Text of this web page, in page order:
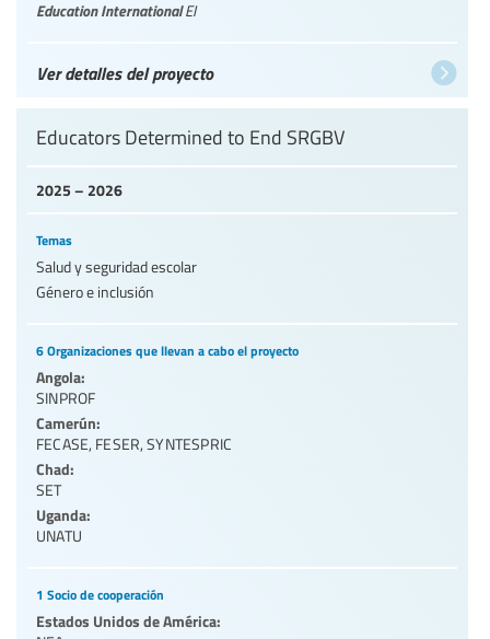
Education InternationalEI
Ver detalles del proyecto
2025 – 2026
Educators Determined to End SRGBV
Temas
Salud y seguridad escolar
Género e inclusión
6 Organizaciones que llevan a cabo el proyecto
Angola:
SINPROF
Camerún:
FECASE, FESER,SYNTESPRIC
Chad:
SET
Uganda:
UNATU
1 Socio de cooperación
Estados Unidos de América: